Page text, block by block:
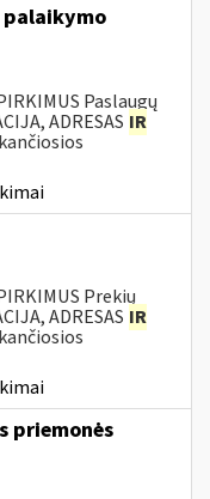
palaikymo
Paslaugų
ADRESAS IR
Prekių
ADRESAS IR
priemonės